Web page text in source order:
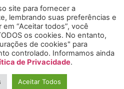
Direitos Reservados.
site para fornecer a
lembrando suas preferências e
“Aceitar todos”, você
os cookies. No entanto,
de cookies" para
controlado. Informamos ainda
de Privacidade.
Aceitar Todos